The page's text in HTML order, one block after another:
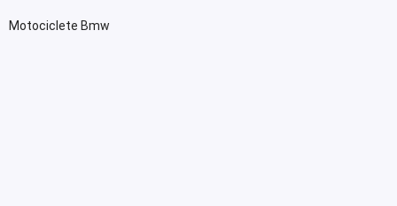
Motociclete Bmw